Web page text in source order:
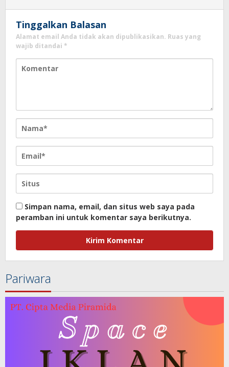
Tinggalkan Balasan
Alamat email Anda tidak akan dipublikasikan. Ruas yang
wajib ditandai *
Simpan nama, email, dan situs web saya pada
peramban ini untuk komentar saya berikutnya.
Pariwara